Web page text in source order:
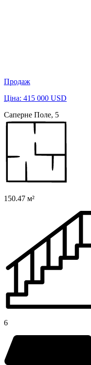
Продаж
Ціна: 415 000 USD
Саперне Поле, 5
150.47 м²
6